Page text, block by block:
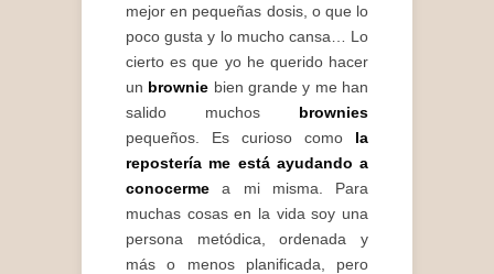
mejor en pequeñas dosis, o que lo
poco gusta y lo mucho cansa… Lo
cierto es que yo he querido hacer
un brownie bien grande y me han
salido muchos brownies
pequeños. Es curioso como la
repostería me está ayudando a
conocerme a mi misma. Para
muchas cosas en la vida soy una
persona metódica, ordenada y
más o menos planificada, pero